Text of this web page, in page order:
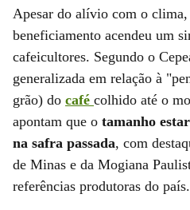
Apesar do alívio com o
beneficiamento acendeu um
cafeicultores. Segundo o
generalizada em relação à
grão) do café colhido até o
apontam que o tamanho
na safra passada, com
de Minas e da Mogiana
referências produtoras do país.